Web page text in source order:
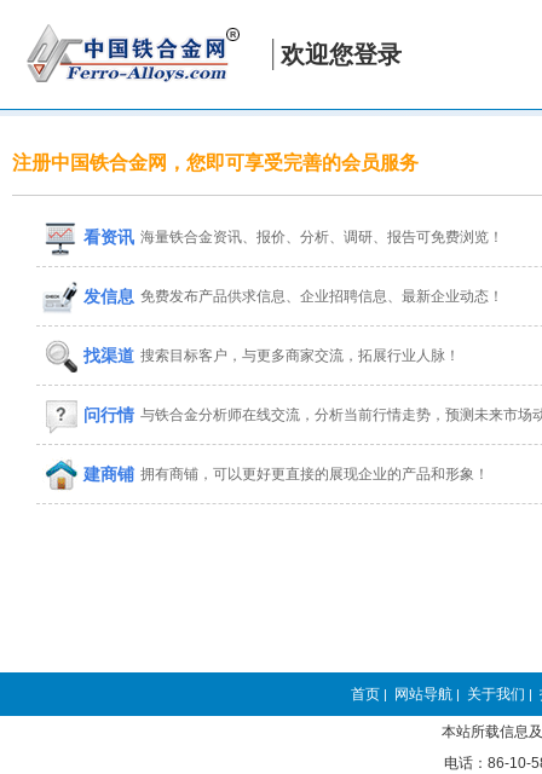
欢迎您登录
注册中国铁合金网，您即可享受完善的会员服务
看资讯 海量铁合金资讯、报价、分析、调研、报告可免费浏览！
发信息 免费发布产品供求信息、企业招聘信息、最新企业动态！
找渠道 搜索目标客户，与更多商家交流，拓展行业人脉！
问行情 与铁合金分析师在线交流，分析当前行情走势，预测未来市场
建商铺 拥有商铺，可以更好更直接的展现企业的产品和形象！
首页 | 网站导航 | 关于我们 |
本站所载信息
电话：86-10-